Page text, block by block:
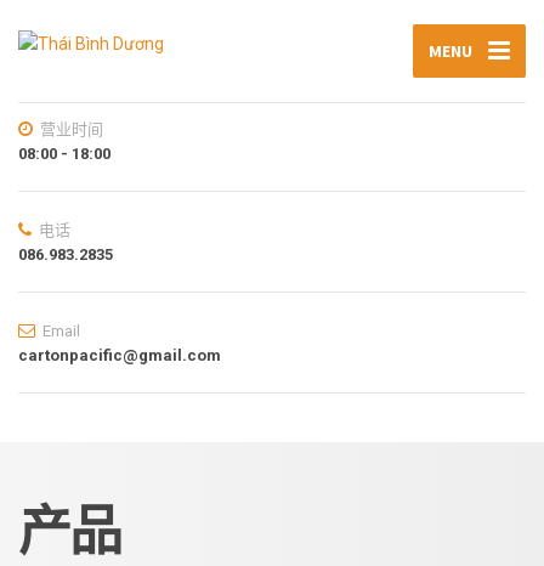
MENU
营业时间
08:00 - 18:00
电话
086.983.2835
Email
cartonpacific@gmail.com
产品